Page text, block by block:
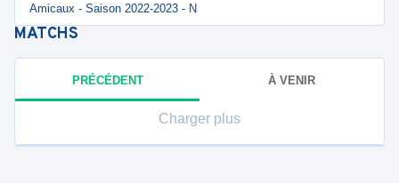
Amicaux - Saison 2022-2023 - N
MATCHS
PRÉCÉDENT À VENIR
Charger plus